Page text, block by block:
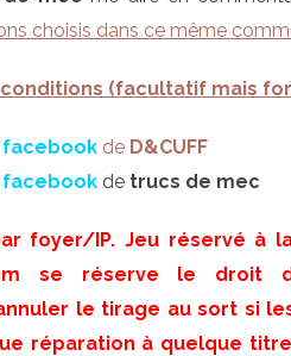
choisis dans ce même
(facultatif mais
facebook de D&CUFF
facebook de trucs de mec
foyer/IP. Jeu réservé à
se réserve le
le tirage au sort si
réparation à quelque